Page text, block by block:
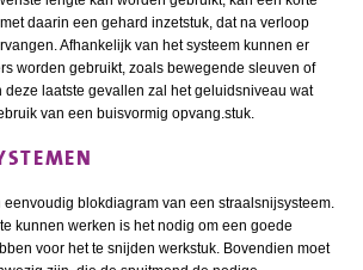
daarin een gehard inzetstuk, dat na verloop
Afhankelijk van het systeem kunnen er
worden gebruikt, zoals bewegende sleuven of
deze laatste gevallen zal het geluidsniveau wat
van een buisvormig opvang.stuk.
blokdiagram van een straalsnijsysteem.
kunnen werken is het nodig om een goede
voor het te snijden werkstuk. Bovendien moet